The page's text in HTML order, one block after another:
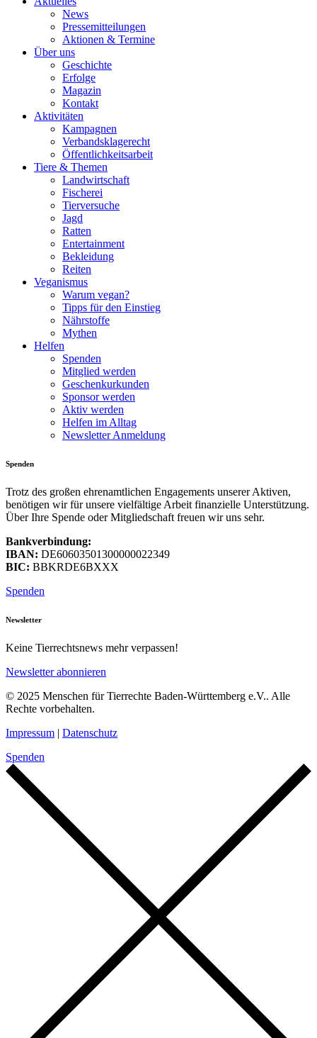
News
Pressemitteilungen
Aktionen & Termine
Über uns
Geschichte
Erfolge
Magazin
Kontakt
Aktivitäten
Kampagnen
Verbandsklagerecht
Öffentlichkeitsarbeit
Tiere & Themen
Landwirtschaft
Fischerei
Tierversuche
Jagd
Ratten
Entertainment
Bekleidung
Reiten
Veganismus
Warum vegan?
Tipps für den Einstieg
Nährstoffe
Mythen
Helfen
Spenden
Mitglied werden
Geschenkurkunden
Sponsor werden
Aktiv werden
Helfen im Alltag
Newsletter Anmeldung
Spenden
Trotz des großen ehrenamtlichen Engagements unserer Aktiven,
benötigen wir für unsere vielfältige Arbeit finanzielle Unterstützung.
Über Ihre Spende oder Mitgliedschaft freuen wir uns sehr.
Bankverbindung:
IBAN: DE60603501300000022349
BIC: BBKRDE6BXXX
Spenden
Newsletter
Keine Tierrechtsnews mehr verpassen!
Newsletter abonnieren
© 2025 Menschen für Tierrechte Baden-Württemberg e.V.. Alle
Rechte vorbehalten.
Impressum | Datenschutz
Spenden